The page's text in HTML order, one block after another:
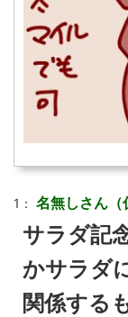
1： 名無しさん（
サラダ記
かサラダ
関係する